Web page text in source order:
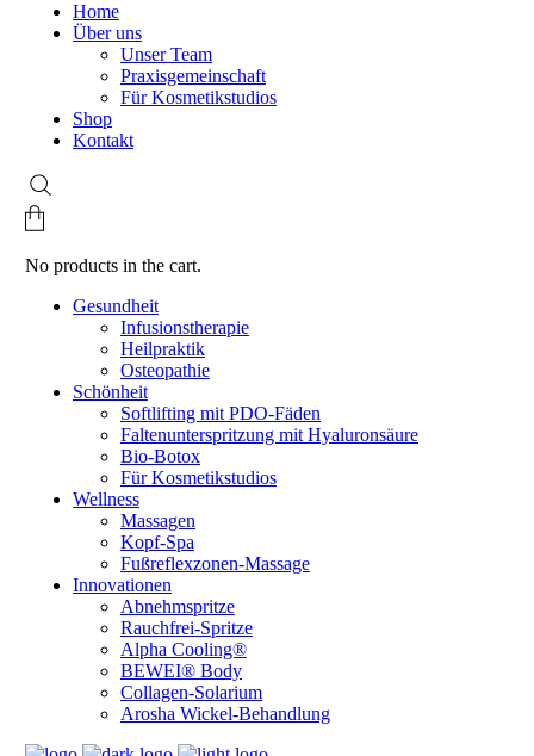
Home
Über uns
Unser Team
Praxisgemeinschaft
Für Kosmetikstudios
Shop
Kontakt
No products in the cart.
Gesundheit
Infusionstherapie
Heilpraktik
Osteopathie
Schönheit
Softlifting mit PDO-Fäden
Faltenunterspritzung mit Hyaluronsäure
Bio-Botox
Für Kosmetikstudios
Wellness
Massagen
Kopf-Spa
Fußreflexzonen-Massage
Innovationen
Abnehmspritze
Rauchfrei-Spritze
Alpha Cooling®
BEWEI® Body
Collagen-Solarium
Arosha Wickel-Behandlung